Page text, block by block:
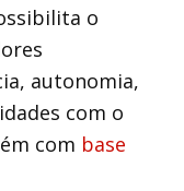
o
autonomia,
com o
com base